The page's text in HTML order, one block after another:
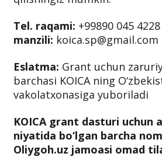
Tel. raqami: +99890 045 4228
manzili: koica.sp@gmail.com
Eslatma: Grant uchun
barchasi KOICA ning
vakolatxonasiga yuboriladi
KOICA grant dasturi uchun
niyatida bo‘lgan barcha
Oliygoh.uz jamoasi omad